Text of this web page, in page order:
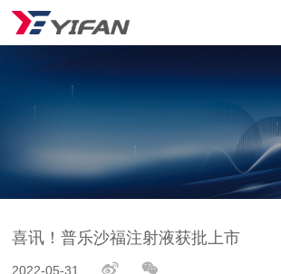
喜讯！普乐沙福注射液获批上市
2022-05-31